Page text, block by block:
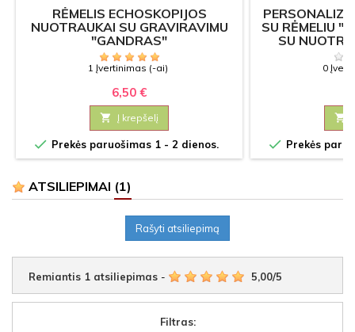
RĖMELIS ECHOSKOPIJOS
NUOTRAUKAI SU GRAVIRAVIMU
"GANDRAS"
1 Įvertinimas (-ai)
6,50 €
 Į krepšelį
 Prekės paruošimas 1 - 2 dienos.
SU RĖMELIU
SU
0

 Prekės
ATSILIEPIMAI (1)
Rašyti atsiliepimą
Remiantis 1 atsiliepimas - 5,00/5
Filtras: